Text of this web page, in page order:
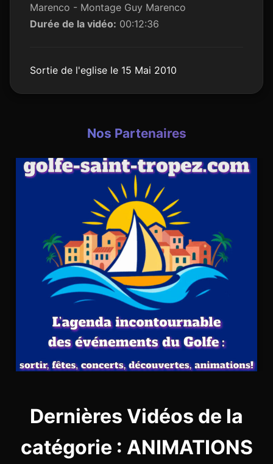
Marenco - Montage Guy Marenco
Durée de la vidéo: 00:12:36
Sortie de l'eglise le 15 Mai 2010
Nos Partenaires
Dernières Vidéos de la
catégorie : ANIMATIONS